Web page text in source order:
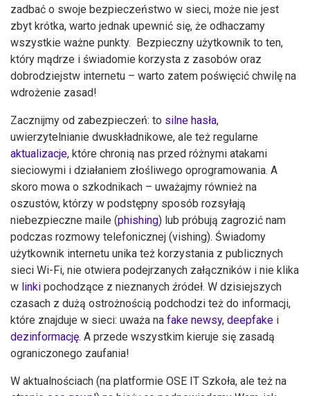
zadbać o swoje bezpieczeństwo w sieci, może nie jest
zbyt krótka, warto jednak upewnić się, że odhaczamy
wszystkie ważne punkty. Bezpieczny użytkownik to ten,
który mądrze i świadomie korzysta z zasobów oraz
dobrodziejstw internetu – warto zatem poświęcić chwilę na
wdrożenie zasad!
Zacznijmy od zabezpieczeń: to silne hasła,
uwierzytelnianie dwuskładnikowe, ale też regularne
aktualizacje, które chronią nas przed różnymi atakami
sieciowymi i działaniem złośliwego oprogramowania. A
skoro mowa o szkodnikach – uważajmy również na
oszustów, którzy w podstępny sposób rozsyłają
niebezpieczne maile (phishing) lub próbują zagrozić nam
podczas rozmowy telefonicznej (vishing). Świadomy
użytkownik internetu unika też korzystania z publicznych
sieci Wi-Fi, nie otwiera podejrzanych załączników i nie klika
w linki pochodzące z nieznanych źródeł. W dzisiejszych
czasach z dużą ostrożnością podchodzi też do informacji,
które znajduje w sieci: uważa na fake newsy, deepfake i
dezinformację. A przede wszystkim kieruje się zasadą
ograniczonego zaufania!
W aktualnościach (na platformie OSE IT Szkoła, ale też na